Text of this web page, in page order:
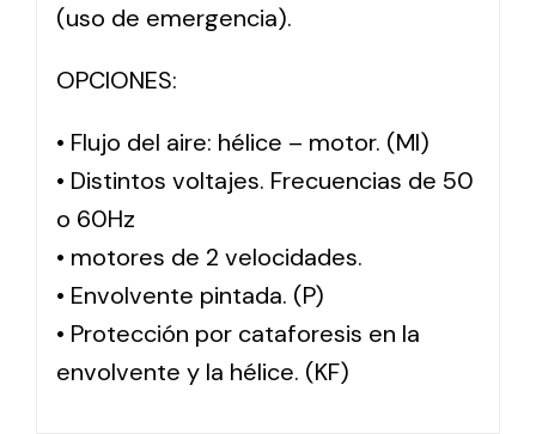
(uso de emergencia).
OPCIONES:
• Flujo del aire: hélice – motor. (MI)
• Distintos voltajes. Frecuencias de 50
o 60Hz
• motores de 2 velocidades.
• Envolvente pintada. (P)
• Protección por cataforesis en la
envolvente y la hélice. (KF)